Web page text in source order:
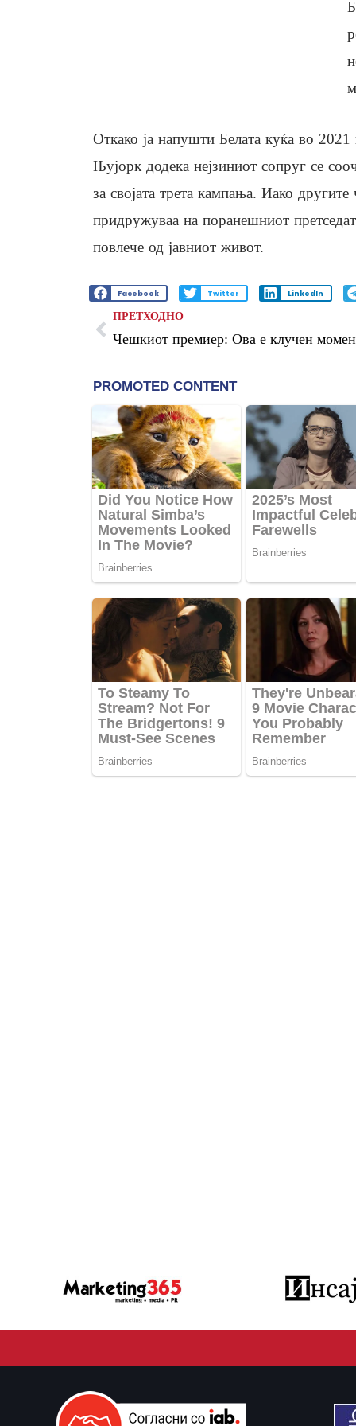
Откако ја напушти Белата куќа во
Њујорк додека нејзиниот сопруг се
за својата трета кампања. Иако
придружуваа на поранешниот
повлече од јавниот живот.
Facebook Twitter LinkedIn
ПРЕТХОДНО